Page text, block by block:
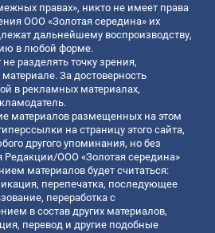
правах», никто не имеет права
ООО «Золотая середина» их
дальнейшему воспроизводству,
в любой форме.
разделять точку зрения,
За достоверность
в рекламных материалах,
материалов размещенных на этом
на страницу этого сайта,
другого упоминания, но без
Редакции/ООО «Золотая середина»
материалов будет считаться:
перепечатка, последующее
переработка с
в состав других материалов,
перевод и другие подобные